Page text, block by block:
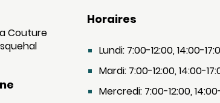
Couture
Horaires
Lundi: 7:00-12:00, 14:00-
Mardi: 7:00-12:00, 14:00-
Mercredi: 7:00-12:00,